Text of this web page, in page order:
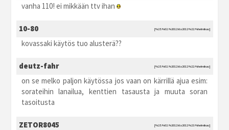
vanha 110! ei mikkään ttv ihan
10-80 [%25.%02.%2012 kla2012 %22:%helmikuu]
kovassaki käytös tuo alusterä??
deutz-fahr [%25.%02.%2012 kla2012 %22:%helmikuu]
on se melko paljon käytössa jos vaan on kärrillä ajua esim:
sorateihin lanailua, kenttien tasausta ja muuta soran
tasoitusta
ZETOR8045 [%25.%02.%2012 kla2012 %23:%helmikuu]